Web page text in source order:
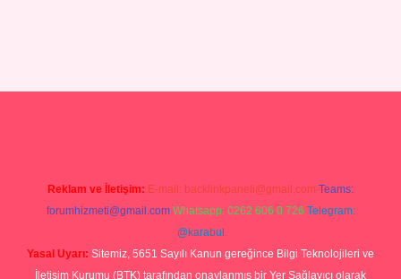
Reklam ve İletişim: E-mail: backlinkpaneli@gmail.com Teams:
forumhizmeti@gmail.com Whatsapp: 0262 606 0 726 Telegram:
@karabul
Yasal Uyarı: Sitemiz, 5651 Sayılı Kanun gereğince Bilgi Teknolojileri ve
İletişim Kurumu (BTK) tarafından onaylanmış bir Yer Sağlayıcı olarak